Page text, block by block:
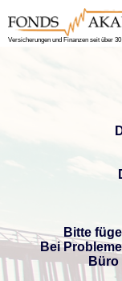
Versicherungen und Finanzen seit über
Rente-
Bitte
Bei
Büro